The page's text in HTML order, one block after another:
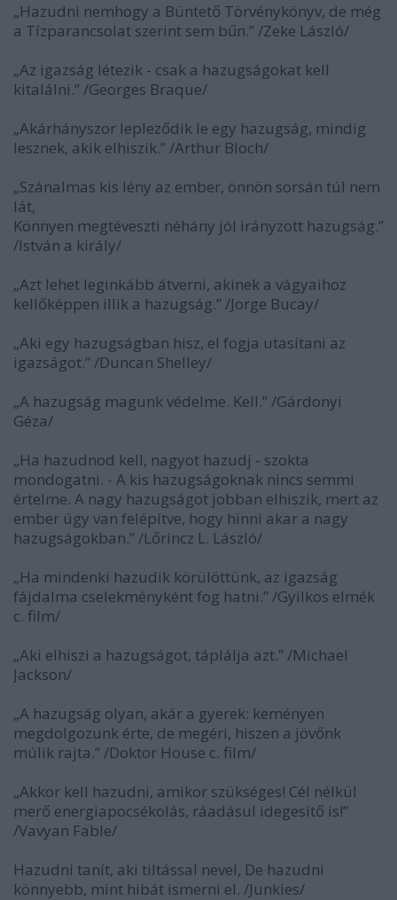
„Hazudni nemhogy a Büntető Törvénykönyv, de még
a Tízparancsolat szerint sem bűn.” /Zeke László/
„Az igazság létezik - csak a hazugságokat kell
kitalálni.” /Georges Braque/
„Akárhányszor lepleződik le egy hazugság, mindig
lesznek, akik elhiszik.” /Arthur Bloch/
„Szánalmas kis lény az ember, önnön sorsán túl nem
lát,
Könnyen megtéveszti néhány jól irányzott hazugság.”
/István a király/
„Azt lehet leginkább átverni, akinek a vágyaihoz
kellőképpen illik a hazugság.” /Jorge Bucay/
„Aki egy hazugságban hisz, el fogja utasítani az
igazságot.” /Duncan Shelley/
„A hazugság magunk védelme. Kell.” /Gárdonyi
Géza/
„Ha hazudnod kell, nagyot hazudj - szokta
mondogatni. - A kis hazugságoknak nincs semmi
értelme. A nagy hazugságot jobban elhiszik, mert az
ember úgy van felépítve, hogy hinni akar a nagy
hazugságokban.” /Lőrincz L. László/
„Ha mindenki hazudik körülöttünk, az igazság
fájdalma cselekményként fog hatni.” /Gyilkos elmék
c. film/
„Aki elhiszi a hazugságot, táplálja azt.” /Michael
Jackson/
„A hazugság olyan, akár a gyerek: keményen
megdolgozunk érte, de megéri, hiszen a jövőnk
múlik rajta.” /Doktor House c. film/
„Akkor kell hazudni, amikor szükséges! Cél nélkül
merő energiapocsékolás, ráadásul idegesítő is!”
/Vavyan Fable/
Hazudni tanít, aki tiltással nevel, De hazudni
könnyebb, mint hibát ismerni el. /Junkies/